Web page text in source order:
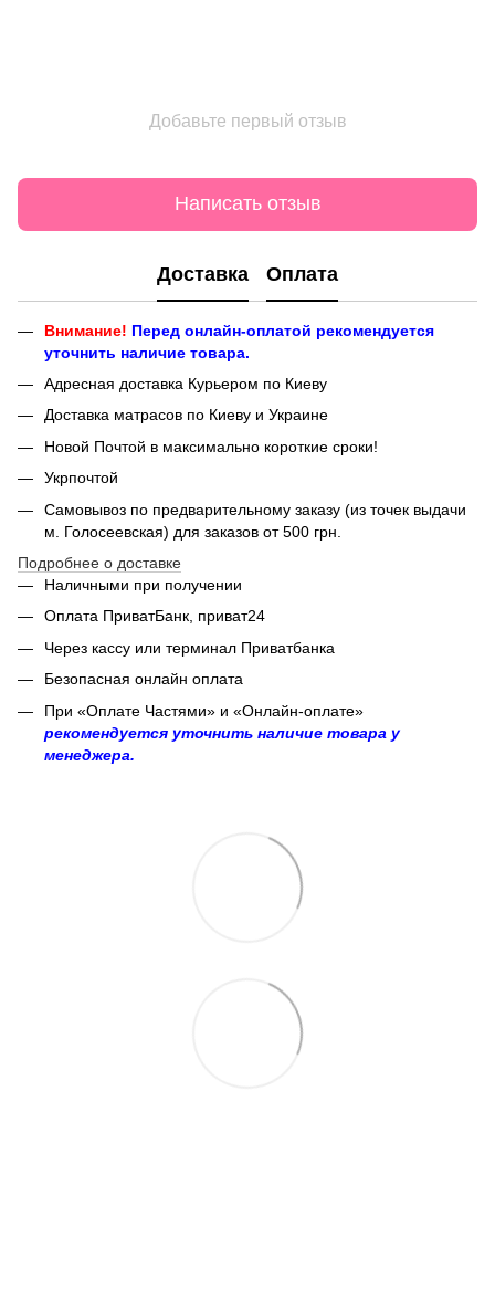
Добавьте первый отзыв
Написать отзыв
Доставка Оплата
Внимание! Перед онлайн-оплатой рекомендуется
уточнить наличие товара.
Адресная доставка Курьером по Киеву
Доставка матрасов по Киеву и Украине
Новой Почтой в максимально короткие сроки!
Укрпочтой
Самовывоз по предварительному заказу (из точек выдачи
м. Голосеевская) для заказов от 500 грн.
Подробнее о доставке
Наличными при получении
Оплата ПриватБанк, приват24
Через кассу или терминал Приватбанка
Безопасная онлайн оплата
При «Оплате Частями» и «Онлайн-оплате»
рекомендуется уточнить наличие товара у
менеджера.